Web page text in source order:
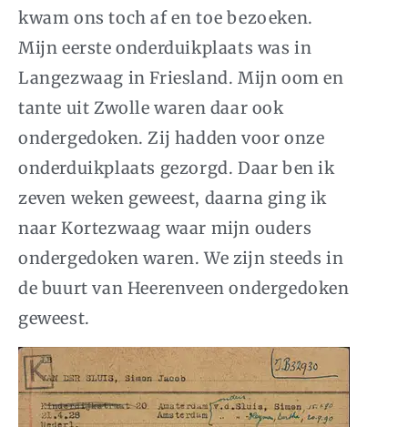
kwam ons toch af en toe bezoeken.
Mijn eerste onderduikplaats was in
Langezwaag in Friesland. Mijn oom en
tante uit Zwolle waren daar ook
ondergedoken. Zij hadden voor onze
onderduikplaats gezorgd. Daar ben ik
zeven weken geweest, daarna ging ik
naar Kortezwaag waar mijn ouders
ondergedoken waren. We zijn steeds in
de buurt van Heerenveen ondergedoken
geweest.